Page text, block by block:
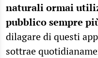
naturali ormai
pubblico sempre
dilagare di questi
sottrae